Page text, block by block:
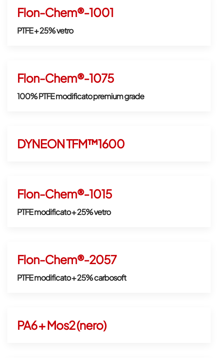
Flon-Chem®-1001
PTFE + 25% vetro
Flon-Chem®-1075
100% PTFE modificato premium grade
DYNEON TFM™1600
Flon-Chem®-1015
PTFE modificato + 25% vetro
Flon-Chem®-2057
PTFE modificato + 25% carbosoft
PA6 + Mos2 (nero)